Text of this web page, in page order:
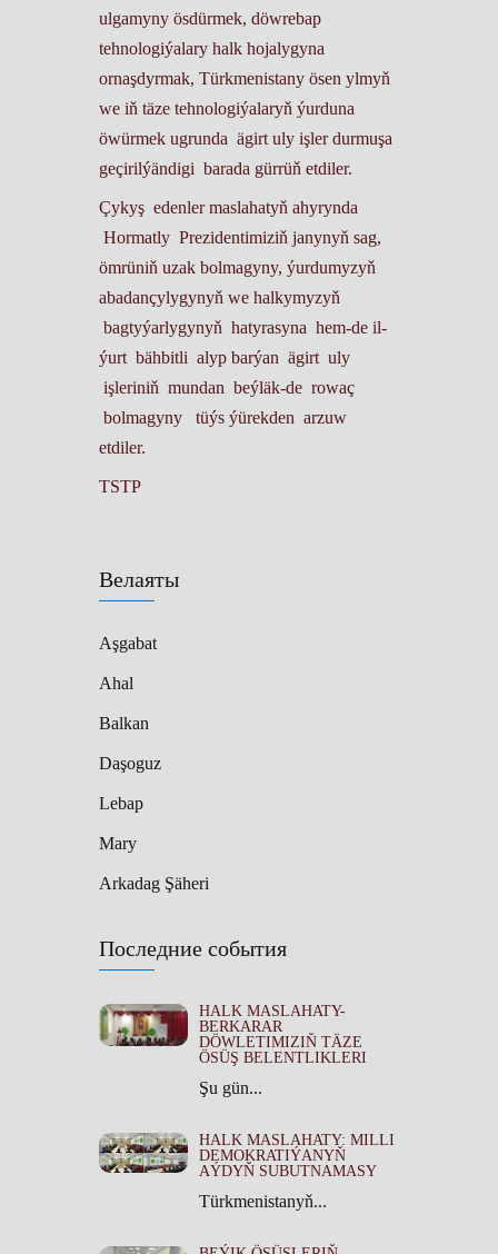
Велаяты
Aşgabat
Ahal
Balkan
Daşoguz
Lebap
Mary
Arkadag Şäheri
Последние события
HALK MASLAHATY-
BERKARAR
DÖWLETIMIZIŇ TÄZE
ÖSÜŞ BELENTLIKLERI
Şu gün...
HALK MASLAHATY: MILLI
DEMOKRATIÝANYŇ
AÝDYŇ SUBUTNAMASY
Türkmenistanyň...
ulgamyny ösdürmek, döwrebap
tehnologiýalary halk hojalygyna
ornaşdyrmak, Türkmenistany ösen ylmyň
we iň täze tehnologiýalaryň ýurduna
öwürmek ugrunda ägirt uly işler durmuşa
geçirilýändigi barada gürrüň etdiler.
Çykyş edenler maslahatyň ahyrynda
Hormatly Prezidentimiziň janynyň sag,
ömrüniň uzak bolmagyny, ýurdumyzyň
abadançylygynyň we halkymyzyň
bagtyýarlygynyň hatyrasyna hem-de il-
ýurt bähbitli alyp barýan ägirt uly
işleriniň mundan beýläk-de rowaç
bolmagyny tüýs ýürekden arzuw
etdiler.
TSTP